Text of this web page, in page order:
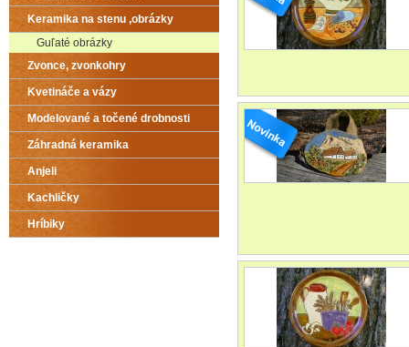
Keramika na stenu ,obrázky
Guľaté obrázky
Zvonce, zvonkohry
Kvetináče a vázy
Modelované a točené drobnosti
Záhradná keramika
Anjeli
Kachličky
Hríbiky